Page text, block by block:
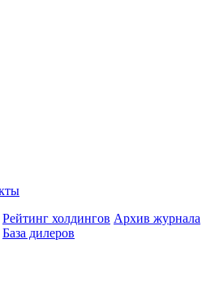
Рейтинг холдингов
База дилеров
Архив журнала